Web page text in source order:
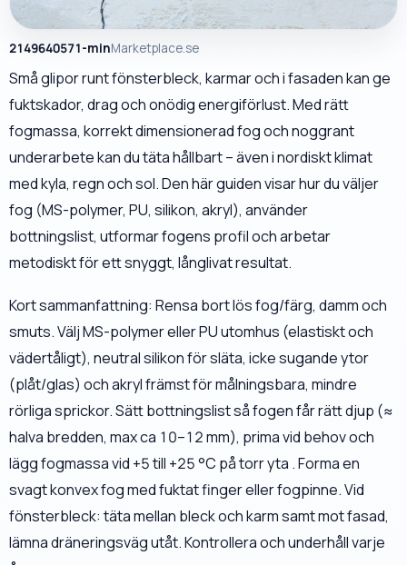
2149640571-minMarketplace.se
Små glipor runt fönsterbleck, karmar och i fasaden kan ge
fuktskador, drag och onödig energiförlust. Med rätt
fogmassa, korrekt dimensionerad fog och noggrant
underarbete kan du täta hållbart – även i nordiskt klimat
med kyla, regn och sol. Den här guiden visar hur du väljer
fog (MS-polymer, PU, silikon, akryl), använder
bottningslist, utformar fogens profil och arbetar
metodiskt för ett snyggt, långlivat resultat.
Kort sammanfattning: Rensa bort lös fog/färg, damm och
smuts. Välj MS-polymer eller PU utomhus (elastiskt och
vädertåligt), neutral silikon för släta, icke sugande ytor
(plåt/glas) och akryl främst för målningsbara, mindre
rörliga sprickor. Sätt bottningslist så fogen får rätt djup (≈
halva bredden, max ca 10–12 mm), prima vid behov och
lägg fogmassa vid +5 till +25 °C på torr yta . Forma en
svagt konvex fog med fuktat finger eller fogpinne. Vid
fönsterbleck: täta mellan bleck och karm samt mot fasad,
lämna dräneringsväg utåt. Kontrollera och underhåll varje